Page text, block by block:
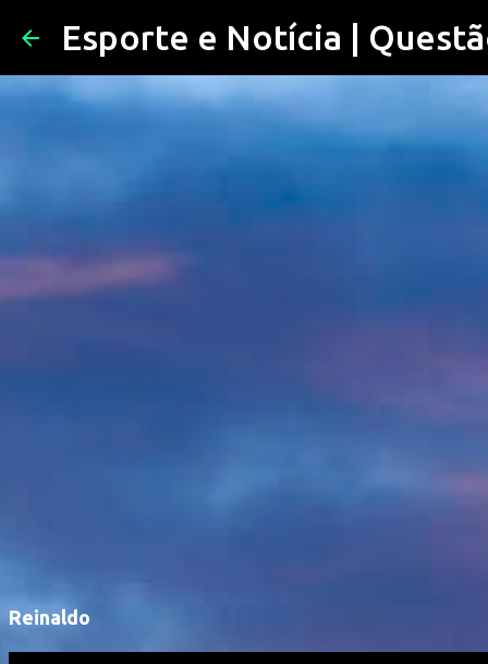
Esporte e Notícia |
Reinaldo